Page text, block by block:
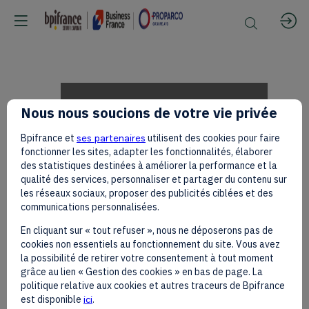
Alexandre
COSTER
and
Aissa
Nous nous soucions de votre vie privée
Bpifrance et ses partenaires utilisent des cookies pour faire
fonctionner les sites, adapter les fonctionnalités, élaborer
des statistiques destinées à améliorer la performance et la
qualité des services, personnaliser et partager du contenu sur
les réseaux sociaux, proposer des publicités ciblées et des
communications personnalisées.
En cliquant sur « tout refuser », nous ne déposerons pas de
cookies non essentiels au fonctionnement du site. Vous avez
la possibilité de retirer votre consentement à tout moment
grâce au lien « Gestion des cookies » en bas de page. La
politique relative aux cookies et autres traceurs de Bpifrance
est disponible ici.